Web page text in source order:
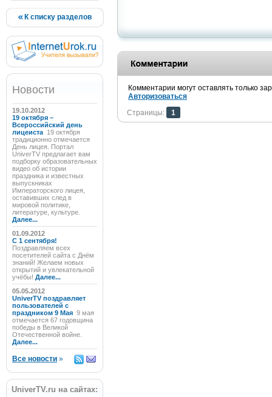
К списку разделов
Новости
19.10.2012
19 октября –
Всероссийский день
лицеиста 19 октября
традиционно отмечается
День лицея. Портал
UniverTV предлагает вам
подборку образовательных
видео об истории
праздника и известных
выпускниках
Императорского лицея,
оставивших след в
мировой политике,
литературе, культуре.
Далее...
01.09.2012
C 1 сентября!
Поздравляем всех
посетителей сайта с Днём
знаний! Желаем новых
открытий и увлекательной
учёбы! Далее...
05.05.2012
UniverTV поздравляет
пользователей с
праздником 9 Мая 9 мая
отмечается 67 годовщина
победы в Великой
Отечественной войне.
Далее...
Все новости »
UniverTV.ru на сайтах:
Комментарии могут оставлять только
Авторизоваться
Страницы:
1